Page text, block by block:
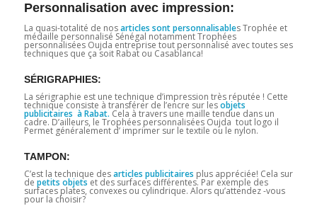
Personnalisation avec impression:
La quasi-totalité de nosarticles sont personnalisables Trophée et
médaille personnalisé Sénégal notamment Trophées
personnalisées Oujda entreprise tout personnalisé avec toutes ses
techniques que ça soit Rabat ou Casablanca!
SÉRIGRAPHIES:
La sérigraphie est une technique d’impression très réputée ! Cette
technique consiste à transférer de l’encre sur lesobjets
publicitaires à Rabat. Cela à travers une maille tendue dans un
cadre. D’ailleurs, le Trophées personnalisées Oujda tout logo il
Permet généralement d’ imprimer sur le textile ou le nylon.
TAMPON:
C’est la technique desarticles publicitaires plus appréciée! Cela sur
de petits objets et des surfaces différentes. Par exemple des
surfaces plates, convexes ou cylindrique. Alors qu’attendez -vous
pour la choisir?